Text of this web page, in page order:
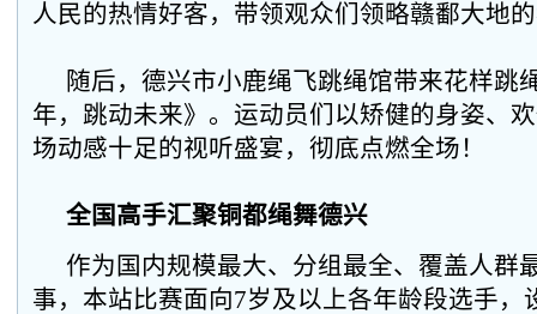
人民的热情好客，带领观众们领略赣鄱大地
随后，德兴市小鹿绳飞跳绳馆带来花样跳
年，跳动未来》。运动员们以矫健的身姿、
场动感十足的视听盛宴，彻底点燃全场！
全国高手汇聚铜都绳舞德兴
作为国内规模最大、分组最全、覆盖人群
事，本站比赛面向7岁及以上各年龄段选手，